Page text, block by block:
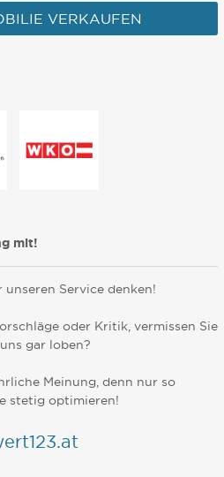
VERKAUFEN
mit!
unseren Service denken!
oder Kritik, vermissen Sie
gar loben?
Meinung, denn nur so
stetig optimieren!